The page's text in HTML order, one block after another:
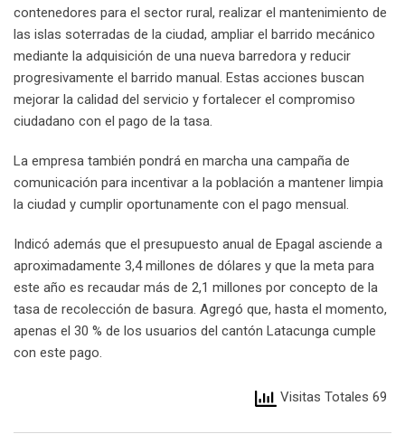
contenedores para el sector rural, realizar el mantenimiento de
las islas soterradas de la ciudad, ampliar el barrido mecánico
mediante la adquisición de una nueva barredora y reducir
progresivamente el barrido manual. Estas acciones buscan
mejorar la calidad del servicio y fortalecer el compromiso
ciudadano con el pago de la tasa.
La empresa también pondrá en marcha una campaña de
comunicación para incentivar a la población a mantener limpia
la ciudad y cumplir oportunamente con el pago mensual.
Indicó además que el presupuesto anual de Epagal asciende a
aproximadamente 3,4 millones de dólares y que la meta para
este año es recaudar más de 2,1 millones por concepto de la
tasa de recolección de basura. Agregó que, hasta el momento,
apenas el 30 % de los usuarios del cantón Latacunga cumple
con este pago.
Visitas Totales 69